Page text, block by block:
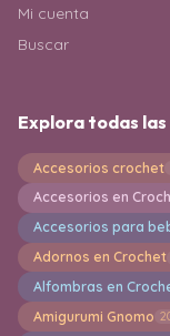
Mi cuenta
Buscar
Explora todas
Accesorios crochet
Accesorios en
Accesorios para
Adornos en Crochet
Alfombras en
Amigurumi Gnomo